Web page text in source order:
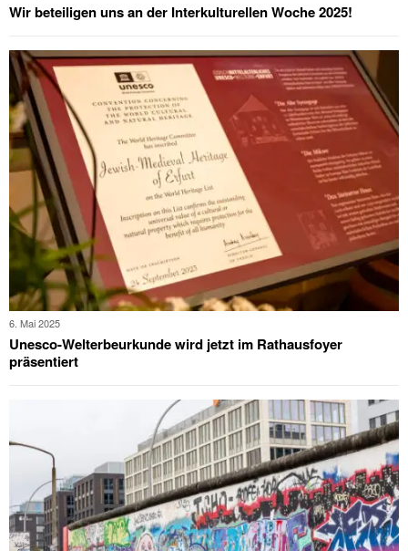
Wir beteiligen uns an der Interkulturellen Woche 2025!
6. Mai 2025
Unesco-Welterbeurkunde wird jetzt im Rathausfoyer
präsentiert